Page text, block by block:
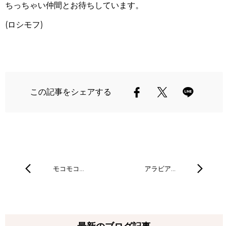
ちっちゃい仲間とお待ちしています。
(ロシモフ)
この記事をシェアする
モコモコ… アラビア…